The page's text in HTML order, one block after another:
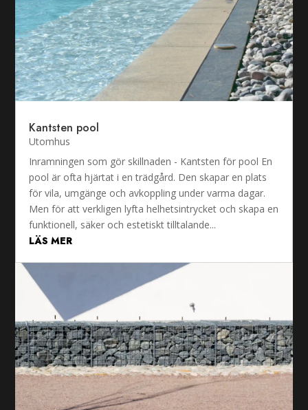
Kantsten pool
Utomhus
Inramningen som gör skillnaden - Kantsten för pool En
pool är ofta hjärtat i en trädgård. Den skapar en plats
för vila, umgänge och avkoppling under varma dagar.
Men för att verkligen lyfta helhetsintrycket och skapa en
funktionell, säker och estetiskt tilltalande...
LÄS MER